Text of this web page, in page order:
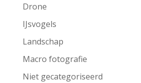
Drone
IJsvogels
Landschap
Macro fotografie
Niet gecategoriseerd